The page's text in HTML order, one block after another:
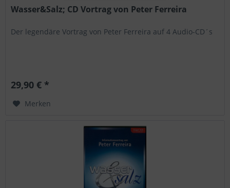
Wasser&Salz; CD Vortrag von Peter Ferreira
Der legendäre Vortrag von Peter Ferreira auf 4 Audio-CD´s
29,90 € *
Merken